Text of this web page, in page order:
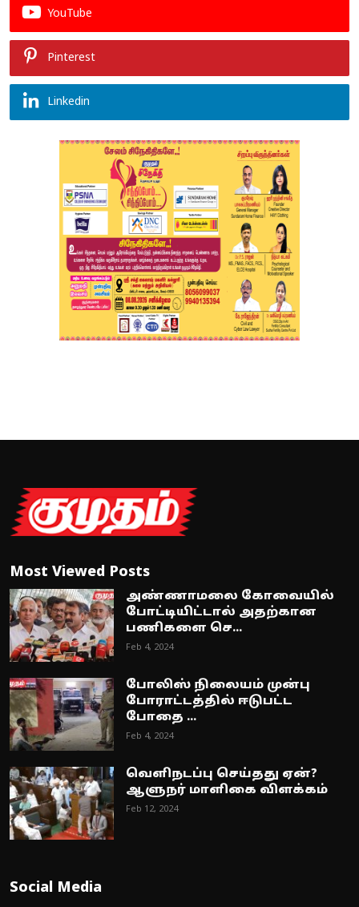
YouTube
Pinterest
Linkedin
Most Viewed Posts
அண்ணாமலை கோவையில்
போட்டியிட்டால் அதற்கான
பணிகளை செ...
Feb 4, 2024
போலிஸ் நிலையம் முன்பு
போராட்டத்தில் ஈடுபட்ட
போதை ...
Feb 4, 2024
வெளிநடப்பு செய்தது ஏன்?
ஆளுநர் மாளிகை விளக்கம்
Feb 12, 2024
Social Media